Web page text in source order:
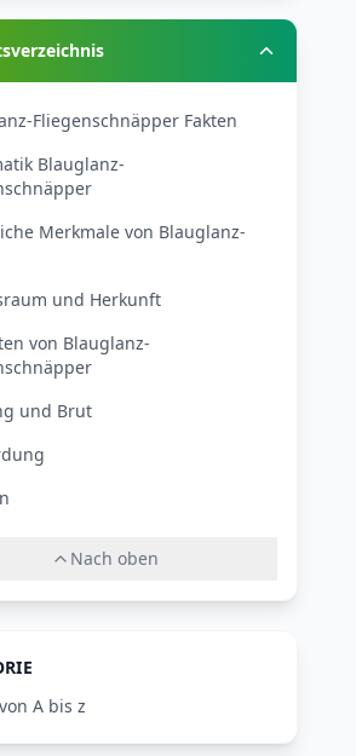
Fliegenschnäpper Fakten
Blauglanz-
Merkmale von Blauglanz-
und Herkunft
von Blauglanz-
und Brut
Nach oben
A bis z